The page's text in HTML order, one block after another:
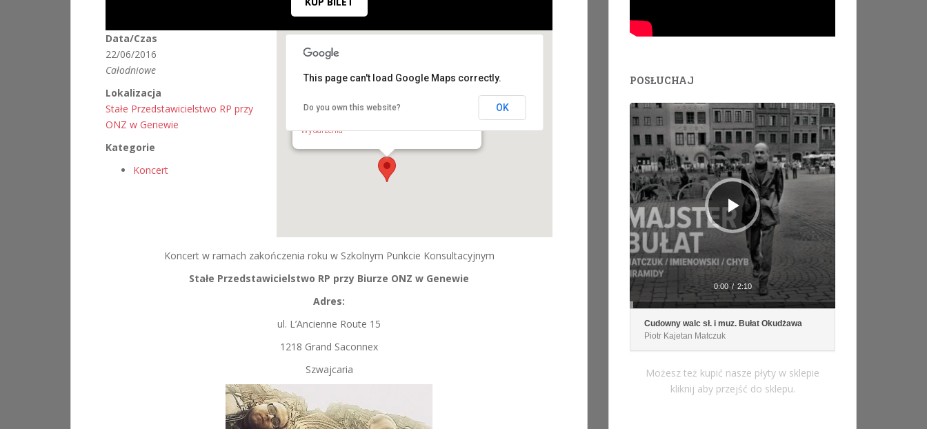
Stałe Przedstawicielstwo RP przy ONZ w
Genewie
Wydarzenia
This page can't load Google Maps correctly.
Do you own this website? OK
Data/Czas
22/06/2016
Całodniowe
Lokalizacja
Stałe Przedstawicielstwo RP przy
ONZ w Genewie
Kategorie
Koncert
Koncert w ramach zakończenia roku w Szkolnym Punkcie Konsultacyjnym
Stałe Przedstawicielstwo RP przy Biurze ONZ w Genewie
Adres:
ul. L’Ancienne Route 15
1218 Grand Saconnex
Szwajcaria
POSŁUCHAJ
Odtwarzacz
plików
dźwiękowych
0:00 / 2:10
Cudowny walc sł. i muz. Bułat Okudżawa
Piotr Kajetan Matczuk
Możesz też kupić nasze płyty w sklepie
kliknij aby przejść do sklepu.